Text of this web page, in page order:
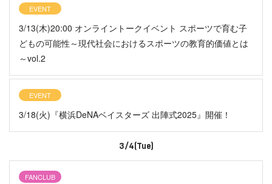
EVENT
3/13(木)20:00 オンライントークイベント スポーツで育む子
どもの可能性～現代社会におけるスポーツの教育的価値とは
～vol.2
EVENT
3/18(火)『横浜DeNAベイスターズ 出陣式2025』開催！
3/4(Tue)
FANCLUB